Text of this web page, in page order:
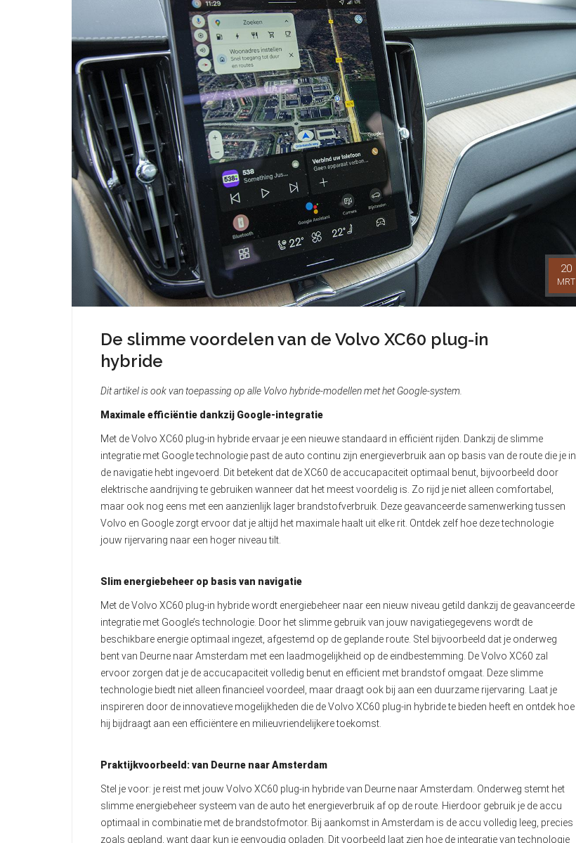
De slimme voordelen van de Volvo XC60 plug-in
hybride
20
MRT
Dit artikel is ook van toepassing op alle Volvo hybride-modellen met het Google-system.
Maximale efficiëntie dankzij Google-integratie
Met de Volvo XC60 plug-in hybride ervaar je een nieuwe standaard in efficiënt rijden. Dankzij de slimme
integratie met Google technologie past de auto continu zijn energieverbruik aan op basis van de route die je in
de navigatie hebt ingevoerd. Dit betekent dat de XC60 de accucapaciteit optimaal benut, bijvoorbeeld door
elektrische aandrijving te gebruiken wanneer dat het meest voordelig is. Zo rijd je niet alleen comfortabel,
maar ook nog eens met een aanzienlijk lager brandstofverbruik. Deze geavanceerde samenwerking tussen
Volvo en Google zorgt ervoor dat je altijd het maximale haalt uit elke rit. Ontdek zelf hoe deze technologie
jouw rijervaring naar een hoger niveau tilt.
Slim energiebeheer op basis van navigatie
Met de Volvo XC60 plug-in hybride wordt energiebeheer naar een nieuw niveau getild dankzij de geavanceerde
integratie met Google’s technologie. Door het slimme gebruik van jouw navigatiegegevens wordt de
beschikbare energie optimaal ingezet, afgestemd op de geplande route. Stel bijvoorbeeld dat je onderweg
bent van Deurne naar Amsterdam met een laadmogelijkheid op de eindbestemming. De Volvo XC60 zal
ervoor zorgen dat je de accucapaciteit volledig benut en efficient met brandstof omgaat. Deze slimme
technologie biedt niet alleen financieel voordeel, maar draagt ook bij aan een duurzame rijervaring. Laat je
inspireren door de innovatieve mogelijkheden die de Volvo XC60 plug-in hybride te bieden heeft en ontdek hoe
hij bijdraagt aan een efficiëntere en milieuvriendelijkere toekomst.
Praktijkvoorbeeld: van Deurne naar Amsterdam
Stel je voor: je reist met jouw Volvo XC60 plug-in hybride van Deurne naar Amsterdam. Onderweg stemt het
slimme energiebeheer systeem van de auto het energieverbruik af op de route. Hierdoor gebruik je de accu
optimaal in combinatie met de brandstofmotor. Bij aankomst in Amsterdam is de accu volledig leeg, precies
zoals gepland, want daar kun je eenvoudig opladen. Dit voorbeeld laat zien hoe de integratie van technologie